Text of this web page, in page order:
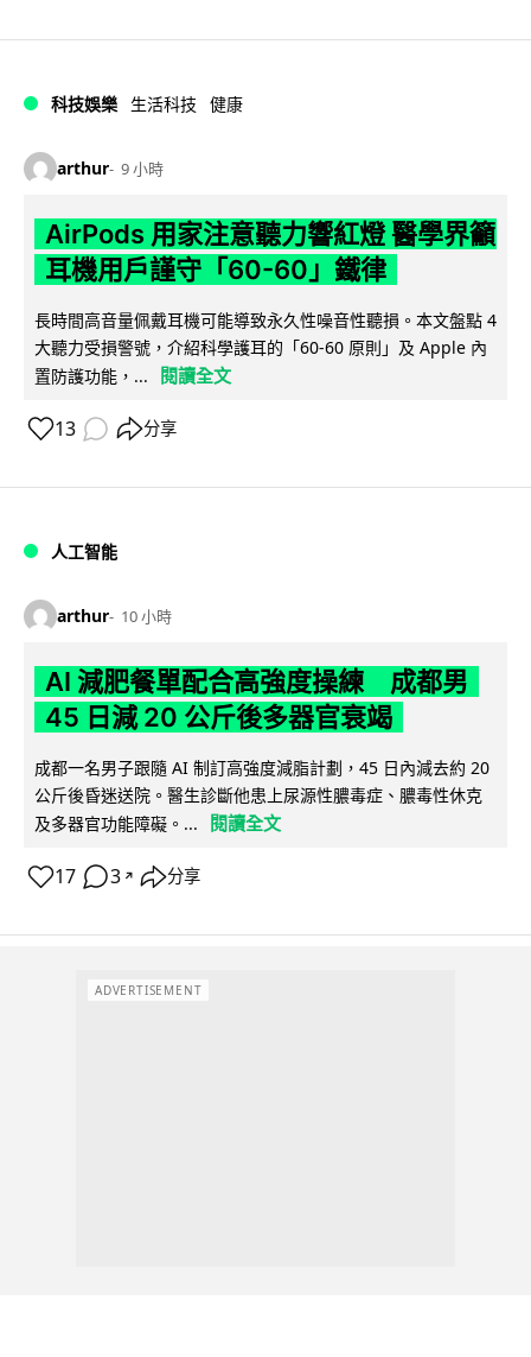
科技娛樂 生活科技 健康
arthur 9 小時
AirPods 用家注意聽力響紅燈 醫學界籲
耳機用戶謹守「60-60」鐵律
長時間高音量佩戴耳機可能導致永久性噪音性聽損。本文盤點 4
大聽力受損警號，介紹科學護耳的「60-60 原則」及 Apple 內
置防護功能，...
閱讀全文
13 分享
人工智能
arthur 10 小時
AI 減肥餐單配合高強度操練 成都男
45 日減 20 公斤後多器官衰竭
成都一名男子跟隨 AI 制訂高強度減脂計劃，45 日內減去約 20
公斤後昏迷送院。醫生診斷他患上尿源性膿毒症、膿毒性休克
及多器官功能障礙。...
閱讀全文
17 3 ↗ 分享
ADVERTISEMENT